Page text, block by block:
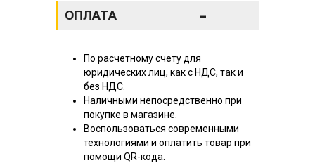
ОПЛАТА -
По расчетному счету для
юридических лиц, как с НДС, так и
без НДС.
Наличными непосредственно при
покупке в магазине.
Воспользоваться современными
технологиями и оплатить товар при
помощи QR-кода.